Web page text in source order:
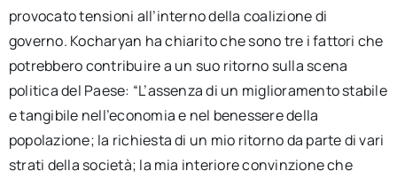
provocato tensioni all’interno della coalizione di
governo. Kocharyan ha chiarito che sono tre i fattori che
potrebbero contribuire a un suo ritorno sulla scena
politica del Paese: “L’assenza di un miglioramento stabile
e tangibile nell’economia e nel benessere della
popolazione; la richiesta di un mio ritorno da parte di vari
strati della società; la mia interiore convinzione che